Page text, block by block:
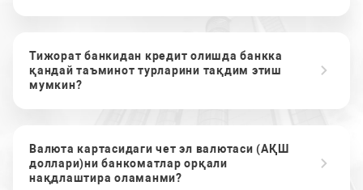
Тижорат банкидан кредит олишда банкка
қандай таъминот турларини тақдим этиш
мумкин?
Валюта картасидаги чет эл валютаси (АҚШ
доллари)ни банкоматлар орқали
нақдлаштира оламанми?